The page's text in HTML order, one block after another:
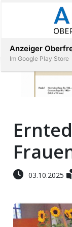
Stellen
App
03.10.2025
Anzeiger
Im Google Play Store